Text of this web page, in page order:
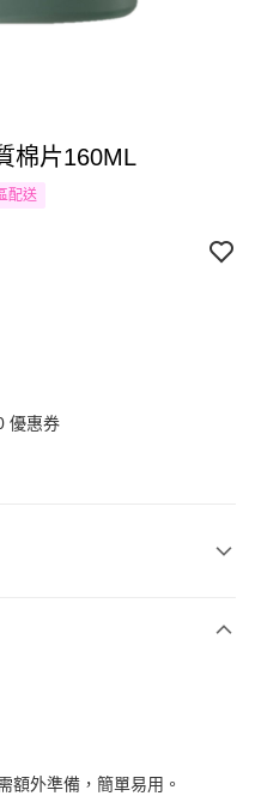
棉片160ML
配送
優惠券
額外準備，簡單易用。